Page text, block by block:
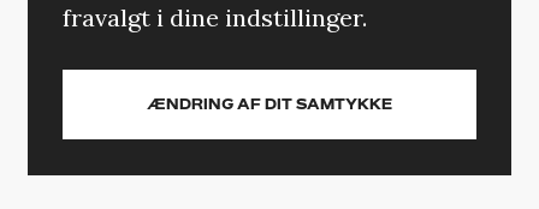
fravalgt i dine indstillinger.
ÆNDRING AF DIT SAMTYKKE